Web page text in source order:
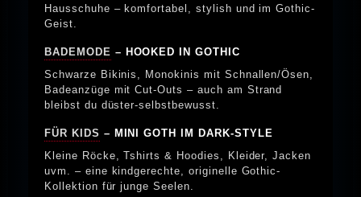
Hausschuhe – komfortabel, stylish und im Gothic-
Geist.
BADEMODE – HOOKED IN GOTHIC
Schwarze Bikinis, Monokinis mit Schnallen/Ösen,
Badeanzüge mit Cut-Outs – auch am Strand
bleibst du düster-selbstbewusst.
FÜR KIDS – MINI GOTH IM DARK-STYLE
Kleine Röcke, Tshirts & Hoodies, Kleider, Jacken
uvm. – eine kindgerechte, originelle Gothic-
Kollektion für junge Seelen.